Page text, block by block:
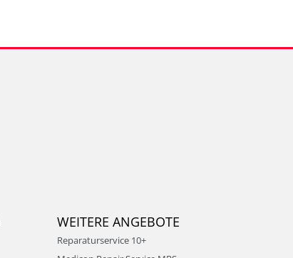
WEITERE ANGEBOTE
Reparaturservice 10+